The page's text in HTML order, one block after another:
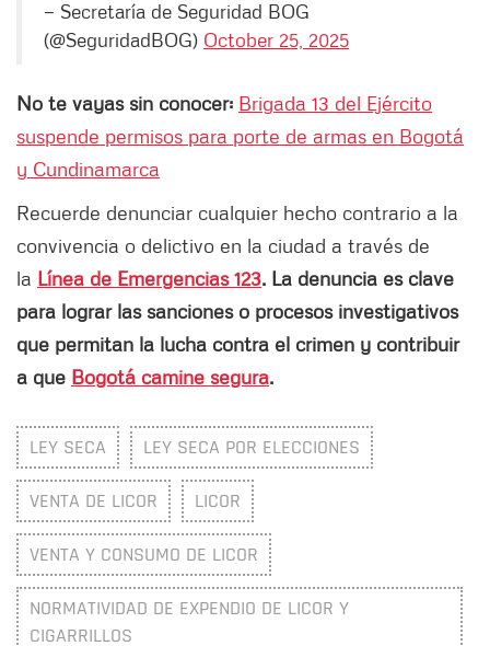
— Secretaría de Seguridad BOG
(@SeguridadBOG) October 25, 2025
No te vayas sin conocer: Brigada 13 del Ejército
suspende permisos para porte de armas en Bogotá
y Cundinamarca
Recuerde denunciar cualquier hecho contrario a la
convivencia o delictivo en la ciudad a través de
la Línea de Emergencias 123. La denuncia es clave
para lograr las sanciones o procesos investigativos
que permitan la lucha contra el crimen y contribuir
a que Bogotá camine segura.
LEY SECA LEY SECA POR ELECCIONES
VENTA DE LICOR LICOR
VENTA Y CONSUMO DE LICOR
NORMATIVIDAD DE EXPENDIO DE LICOR Y
CIGARRILLOS